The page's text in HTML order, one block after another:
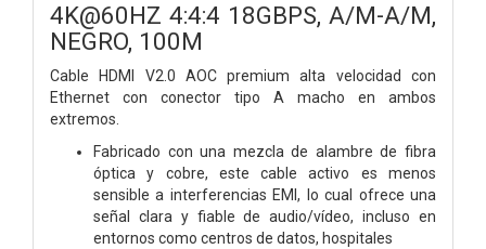
4K@60HZ 4:4:4 18GBPS, A/M-A/M,
NEGRO, 100M
Cable HDMI V2.0 AOC premium alta velocidad con
Ethernet con conector tipo A macho en ambos
extremos.
Fabricado con una mezcla de alambre de fibra
óptica y cobre, este cable activo es menos
sensible a interferencias EMI, lo cual ofrece una
señal clara y fiable de audio/vídeo, incluso en
entornos como centros de datos, hospitales